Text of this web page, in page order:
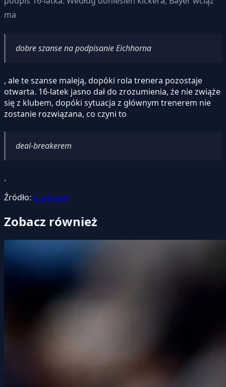
ma
dobre szanse na podpisanie Eichhorna
, ale te szanse maleją, dopóki rola trenera pozostaje
otwarta. 16-latek jasno dał do zrozumienia, że nie zwiąże
się z klubem, dopóki sytuacja z głównym trenerem nie
zostanie rozwiązana, co czyni to
deal-breakerem
.
Źródło: goal.com
Zobacz również